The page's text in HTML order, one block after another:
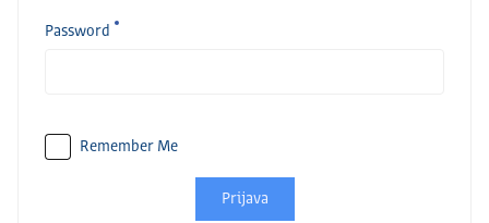
Password
Remember Me
Prijava